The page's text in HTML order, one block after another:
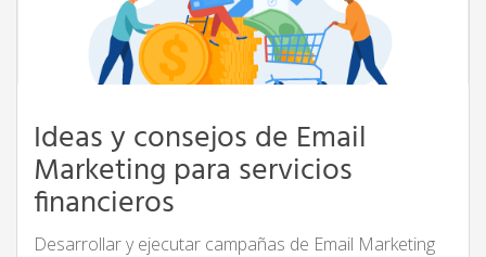
Ideas y consejos de Email
Marketing para servicios
financieros
Desarrollar y ejecutar campañas de Email Marketing